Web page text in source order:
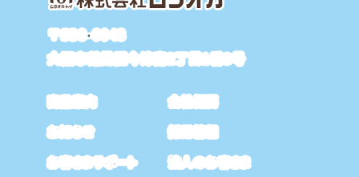
〒538-0043
大阪市鶴見区今津南2丁目1番8号
商品案内
お知らせ
お客さまサポート
会社概要
法人のお客さま